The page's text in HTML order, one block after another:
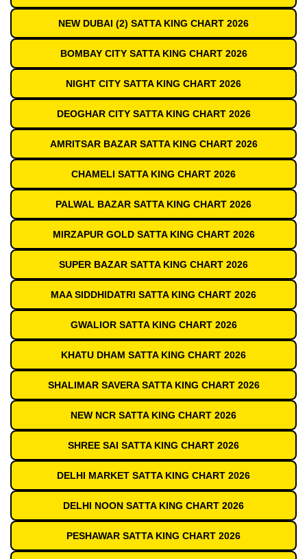
NEW DUBAI (2) SATTA KING CHART 2026
BOMBAY CITY SATTA KING CHART 2026
NIGHT CITY SATTA KING CHART 2026
DEOGHAR CITY SATTA KING CHART 2026
AMRITSAR BAZAR SATTA KING CHART 2026
CHAMELI SATTA KING CHART 2026
PALWAL BAZAR SATTA KING CHART 2026
MIRZAPUR GOLD SATTA KING CHART 2026
SUPER BAZAR SATTA KING CHART 2026
MAA SIDDHIDATRI SATTA KING CHART 2026
GWALIOR SATTA KING CHART 2026
KHATU DHAM SATTA KING CHART 2026
SHALIMAR SAVERA SATTA KING CHART 2026
NEW NCR SATTA KING CHART 2026
SHREE SAI SATTA KING CHART 2026
DELHI MARKET SATTA KING CHART 2026
DELHI NOON SATTA KING CHART 2026
PESHAWAR SATTA KING CHART 2026